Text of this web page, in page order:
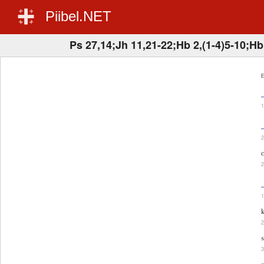
Piibel.NET
Ps 27,14;Jh 11,21-22;Hb 2,(1-4)5-
1
2
3